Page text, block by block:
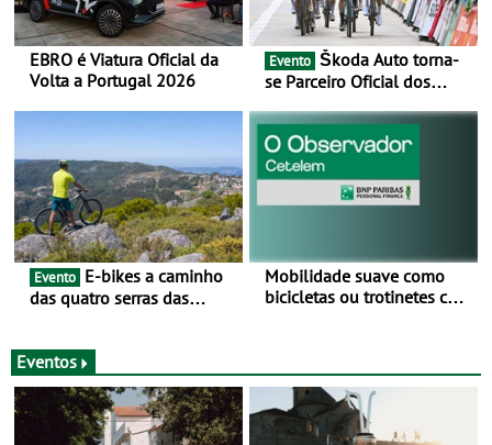
EBRO é Viatura Oficial da
Volta a Portugal 2026
Evento
se Parceiro Oficial dos
BTT e Gravel da UCI - Para
os anos de 2025 e 2026
Evento
das quatro serras das
e 10 de Junho
Mobilidade suave como
bicicletas ou trotinetes com
usam os automóveis
exclusivamente em áreas
urbanas
Eventos